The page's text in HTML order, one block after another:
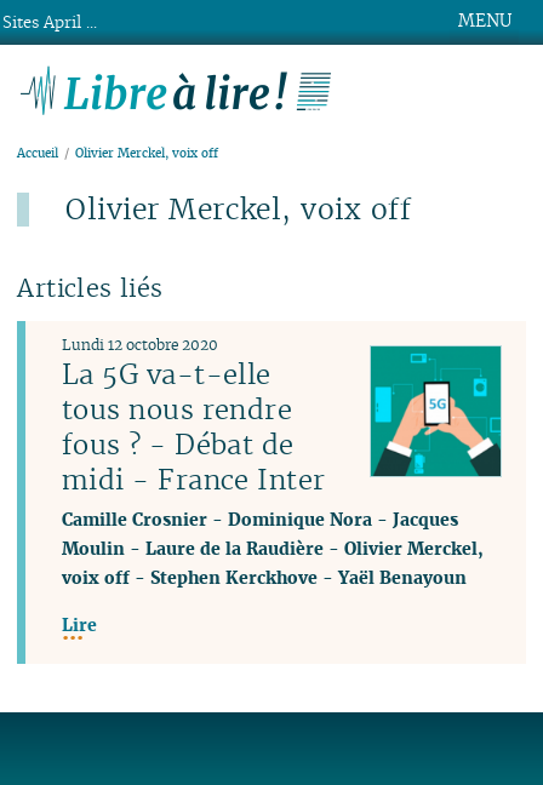
MENU
Accueil Olivier Merckel, voix off
Olivier Merckel, voix off
Articles liés
La 5G va-t-elle
tous nous rendre
fous ? - Débat de
midi - France Inter
Lundi 12 octobre 2020
Camille Crosnier -Dominique Nora -Jacques
Moulin -Laure de la Raudière -Olivier Merckel,
voix off-Stephen Kerckhove -Yaël Benayoun
Lire
Sites April ...